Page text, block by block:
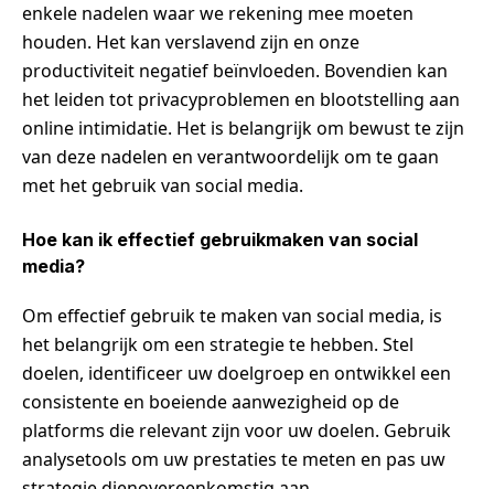
enkele nadelen waar we rekening mee moeten
houden. Het kan verslavend zijn en onze
productiviteit negatief beïnvloeden. Bovendien kan
het leiden tot privacyproblemen en blootstelling aan
online intimidatie. Het is belangrijk om bewust te zijn
van deze nadelen en verantwoordelijk om te gaan
met het gebruik van social media.
Hoe kan ik effectief gebruikmaken van social
media?
Om effectief gebruik te maken van social media, is
het belangrijk om een strategie te hebben. Stel
doelen, identificeer uw doelgroep en ontwikkel een
consistente en boeiende aanwezigheid op de
platforms die relevant zijn voor uw doelen. Gebruik
analysetools om uw prestaties te meten en pas uw